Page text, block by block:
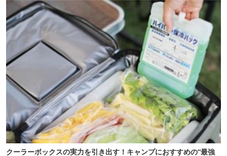
クーラーボックスの実力を引き出す！キャンプにおすすめの“最強